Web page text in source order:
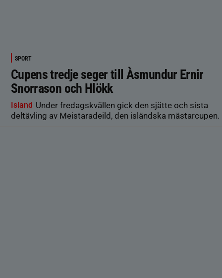
SPORT
Cupens tredje seger till Àsmundur Ernir
Snorrason och Hlökk
Island Under fredagskvällen gick den sjätte och sista
deltävling av Meistaradeild, den isländska mästarcupen.